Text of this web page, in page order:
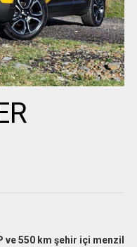
ve 550 km şehir içi menzil